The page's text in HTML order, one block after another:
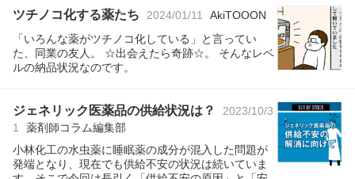
ツチノコ化する薬たち 2024/01/11 AkiTOOON
「いろんな薬がツチノコ化している」と言ってい
た、同業の友人。 ☆出会えたら奇跡☆。 そんなレベ
ルの納品状況なのです。
ジェネリック医薬品の供給状況は？
2023/10/3
1
薬剤師コラム編集部
小林化工の水虫薬に睡眠薬の成分が混入した問題が
発端となり、現在でも供給不安の状況は続いていま